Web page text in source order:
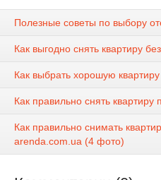
Полезные советы по выбору
Как выгодно снять квартиру
Как выбрать хорошую
Как правильно снять
Как правильно снимать
arenda.com.ua (4 фото)